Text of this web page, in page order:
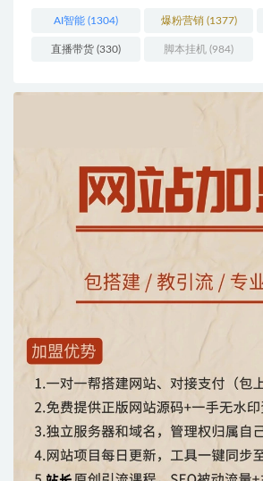
AI智能 (1304) 爆粉营销 (1377)
直播带货 (330) 脚本挂机 (984)